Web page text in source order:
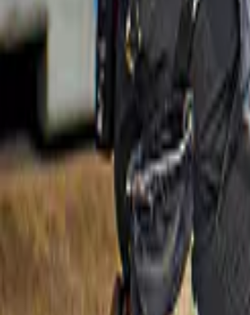
Combo: Palma de Mallorca Hop-On Hop-
Off Bus Tour + Palma Cathedral Skip-the-
4,5( 1.719) Combo
€ 38
Slide 1 of 1, Clay sculpture of a tennis
player at Rafa Nadal Museum Xperience,
featuring Roland Garros memorabilia.